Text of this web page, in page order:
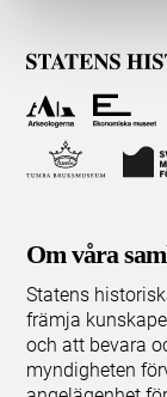
Om våra
Statens
främja
och att bevara
myndigheten